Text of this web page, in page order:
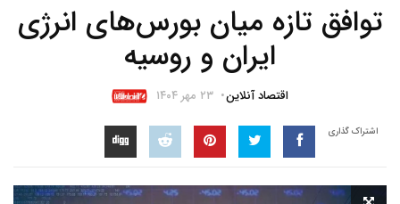
توافق تازه میان بورس‌های انرژی
ایران و روسیه
اقتصاد آنلاین ۲۳ مهر ۱۴۰۴
اشتراک گذاری